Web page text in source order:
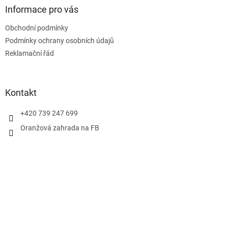
Informace pro vás
Obchodní podmínky
Podmínky ochrany osobních údajů
Reklamační řád
Kontakt
+420 739 247 699
Oranžová zahrada na FB